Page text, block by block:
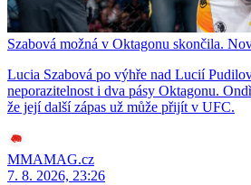
Szabová možná v Oktagonu skončila.
Lucia Szabová po výhře nad Lucií
neporazitelnost i dva pásy Oktagonu.
že její další zápas už může přijít v UFC.
MMAMAG.cz
7. 8. 2026, 23:26